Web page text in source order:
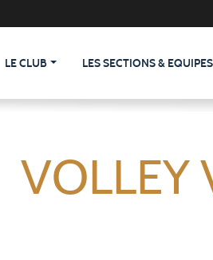
LE CLUB LES SECTIONS & EQUIPES
VOLLEY